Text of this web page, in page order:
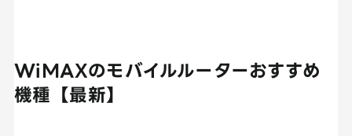
WiMAXのモバイルルーターおすすめ
機種【最新】